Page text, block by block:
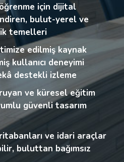
çalışabilirliği
BT altyapıları
uzaktan ve hibrit
yönelik artan talep
ve araştırma
artan siber tehditler
sağlarken operasyonel
tutma baskısı
girişimlerini
için dijital
bulut-yerel ve
temelleri
edilmiş kaynak
kullanıcı deneyimi
destekli izleme
ve küresel eğitim
güvenli tasarım
ve idari araçlar
buluttan bağımsız
içi eğitimi kesintisiz
edilmiş altyapılar
uyumlu,
ve regülasyon desteği
azaltan ve esnekliği
birlikte çalışabilir
kullanımı ve iyileştirilmiş
sağlayan yapay zekâ
destekleyen,